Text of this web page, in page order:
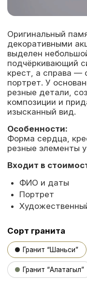
Оригинальный
декоративными
выделен
подчёркивающий
крест, а справа —
портрет. У
резные детали,
композиции и
изысканный вид.
Особенности:
Форма сердца,
резные элементы
Входит в
ФИО и даты
Портрет
Сорт гранита
Гранит “Шаньси”
Гранит “Алатагыл”